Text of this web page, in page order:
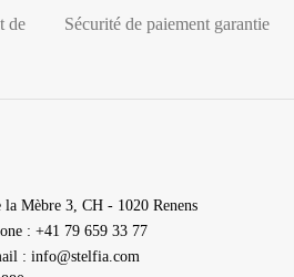
de
Sécurité de paiement garantie
la Mèbre 3, CH - 1020 Renens
: +41 79 659 33 77
: info@stelfia.com